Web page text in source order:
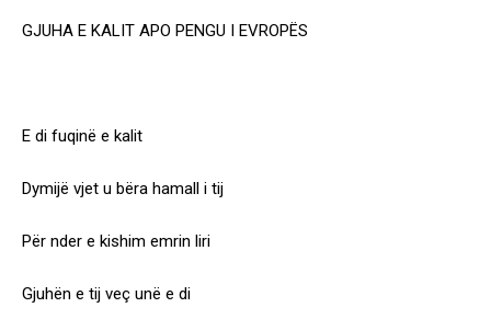
GJUHA E KALIT APO PENGU I EVROPËS
E di fuqinë e kalit
Dymijë vjet u bëra hamall i tij
Për nder e kishim emrin liri
Gjuhën e tij veç unë e di